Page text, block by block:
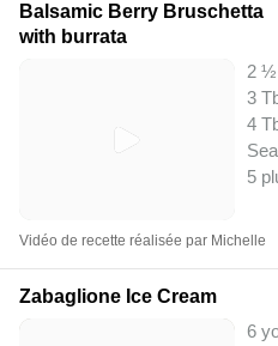
Balsamic Berry Bruschetta
with burrata
2 ½
3
4
5
Vidéo de recette réalisée par Michelle
Zabaglione Ice Cream
6